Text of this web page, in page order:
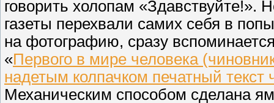
говорить холопам «Здавствуйте!».
газеты перехвали самих себя в
на фотографию, сразу
«Первого в мире человека
надетым колпачком печатный текст
Механическим способом сделана